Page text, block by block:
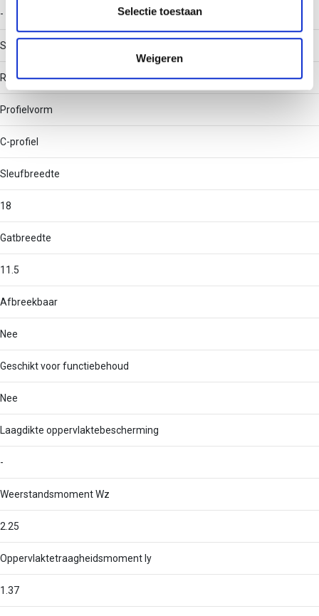
partners kunnen deze gegevens combineren met andere
informatie die u aan ze heeft verstrekt of die ze hebben
verzameld op basis van uw gebruik van hun services.
Selectie toestaan
Weigeren
-
Soort perforatie
Rug geperforeerd
Profielvorm
C-profiel
Sleufbreedte
18
Gatbreedte
11.5
Afbreekbaar
Nee
Geschikt voor functiebehoud
Nee
Laagdikte oppervlaktebescherming
-
Weerstandsmoment Wz
2.25
Oppervlaktetraagheidsmoment Iy
1.37